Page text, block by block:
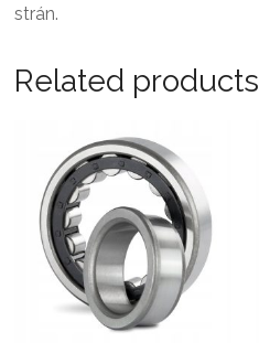
strán.
Related products